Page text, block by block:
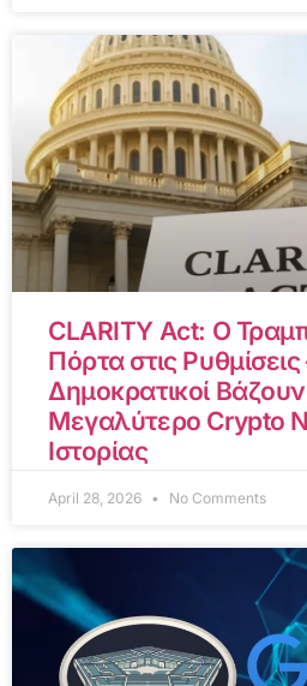
CLARITY Act: Ο
Πόρτα στις Ρυθμίσεις
Δημοκρατικοί
Μεγαλύτερο Crypto
Ιστορίας
April 28, 2026 No Comments